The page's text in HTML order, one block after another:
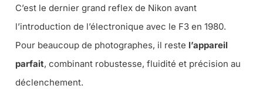
C’est le dernier grand reflex de Nikon avant
l’introduction de l’électronique avec le F3 en 1980.
Pour beaucoup de photographes, il reste l’appareil
parfait, combinant robustesse, fluidité et précision au
déclenchement.